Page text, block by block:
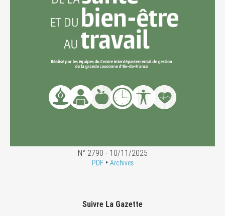
N° 2790 - 10/11/2025
PDF• Archives
Suivre La Gazette